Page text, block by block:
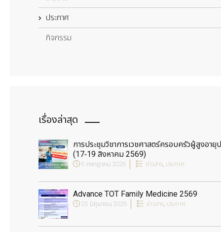
ประกาศ
กิจกรรม
เรื่องล่าสุด
การประชุมวิชาการเวชศาสตร์ครอบครัวผู้สูงอายุ
(17-19 สิงหาคม 2569)
6 กรกฎาคม 2026 ข่าวสาร, ประกาศ
Advance TOT Family Medicine 2569
25 มิถุนายน 2026 ข่าวสาร, ประกาศ